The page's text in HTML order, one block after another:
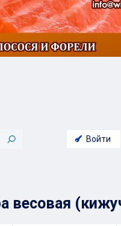
Войти
весовая